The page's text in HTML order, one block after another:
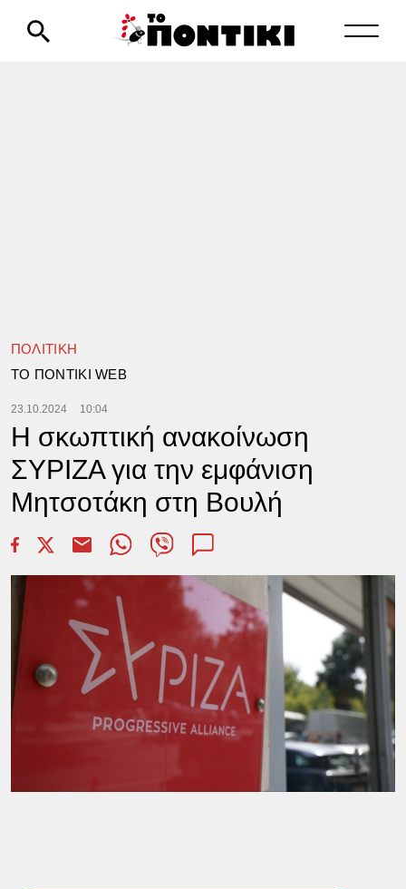
ΠΟΛΙΤΙΚΗ
TΟ ΠΟΝΤΙΚΙ WEB
23.10.2024 10:04
Η σκωπτική ανακοίνωση
ΣΥΡΙΖΑ για την εμφάνιση
Μητσοτάκη στη Βουλή